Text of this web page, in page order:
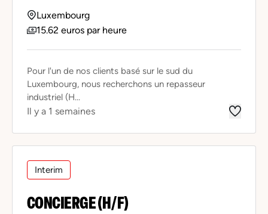
Luxembourg
15.62 euros par heure
Pour l'un de nos clients basé sur le sud du
Luxembourg, nous recherchons un repasseur
industriel (H...
Il y a 1 semaines
Interim
CONCIERGE (H/F)